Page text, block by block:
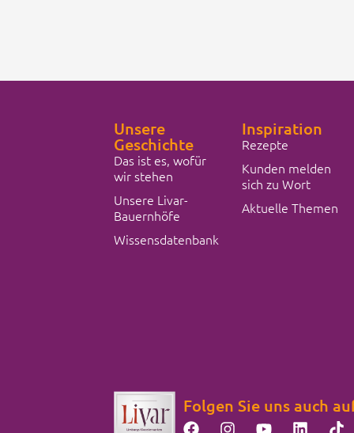
Unsere
Geschichte
Das ist es, wofür
wir stehen
Unsere Livar-
Bauernhöfe
Wissensdatenbank
Inspiration
Rezepte
Kunden melden
sich zu Wort
Aktuelle Themen
Folgen Sie uns auch